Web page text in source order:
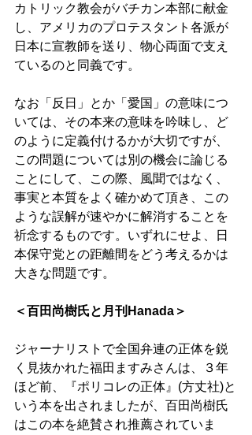
カトリック教会がバチカン本部に献金
し、アメリカのプロテスタント各派が
日本に宣教師を送り、物心両面で支え
ているのと同義です。
なお「反日」とか「愛国」の意味につ
いては、その本来の意味を吟味し、ど
のように定義付けるかが大切ですが、
この問題については別の機会に論じる
ことにして、この際、風聞ではなく、
事実と本質をよく確かめて頂き、この
ような誤解が速やかに解消することを
祈念するものです。いずれにせよ、日
本保守党との距離間をどう考えるかは
大きな問題です。
＜百田尚樹氏と月刊Hanada＞
ジャーナリストで全国弁連の正体を鋭
く見抜かれた福田ますみさんは、３年
ほど前、『ポリコレの正体』(方丈社)と
いう本を出されましたが、百田尚樹氏
はこの本を絶賛され推薦されていま